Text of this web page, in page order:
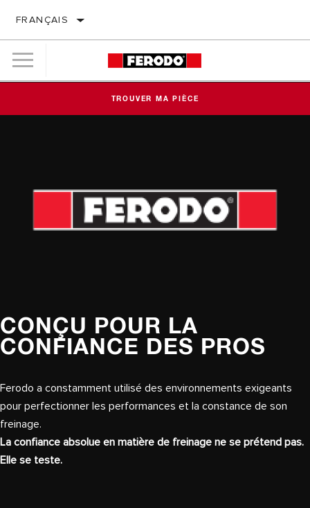
FRANÇAIS
TROUVER MA PIÈCE
CONÇU POUR LA
CONFIANCE DES PROS
Ferodo a constamment utilisé des environnements exigeants
pour perfectionner les performances et la constance de son
freinage.
La confiance absolue en matière de freinage ne se prétend pas.
Elle se teste.